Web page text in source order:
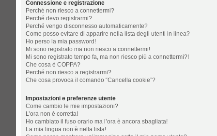
Connessione e registrazione
Perché non riesco a connettermi?
Perché devo registrarmi?
Perché vengo disconnesso automaticamente?
Come posso evitare di apparire nella lista degli utenti in linea?
Ho perso la mia password!
Mi sono registrato ma non riesco a connettermi!
Mi sono registrato tempo fa, ma non riesco più a connettermi?!
Che cosa è COPPA?
Perché non riesco a registrarmi?
Che cosa provoca il comando “Cancella cookie”?
Impostazioni e preferenze utente
Come cambio le mie impostazioni?
L’ora non è corretta!
Ho cambiato il fuso orario ma l’ora è ancora sbagliata!
La mia lingua non è nella lista!